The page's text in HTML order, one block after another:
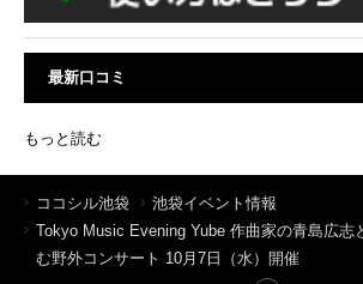
最新口コミ
もっと読む
ココシル池袋
池袋イベント情報
Tokyo Music Evening Yube 作曲家の青島広志
む野外コンサート 10月7日（水）開催